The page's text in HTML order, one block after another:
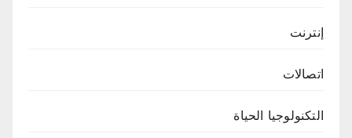
إنترنت
اتصالات
التكنولوجيا الحياة